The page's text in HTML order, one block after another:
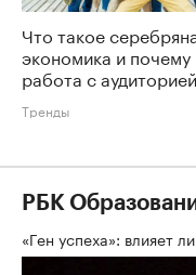
Что такое
экономика и почему
работа с
Тренды
РБК
«Ген успеха»: влияет